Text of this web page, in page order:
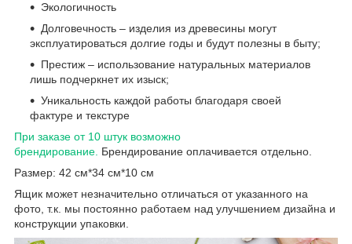
Экологичность
Долговечность – изделия из древесины могут
эксплуатироваться долгие годы и будут полезны в быту;
Престиж – использование натуральных материалов
лишь подчеркнет их изыск;
Уникальность каждой работы благодаря своей
фактуре и текстуре
При заказе от 10 штук возможно
брендирование. Брендирование оплачивается отдельно.
Размер: 42 см*34 см*10 см
Ящик может незначительно отличаться от указанного на
фото, т.к. мы постоянно работаем над улучшением дизайна и
конструкции упаковки.